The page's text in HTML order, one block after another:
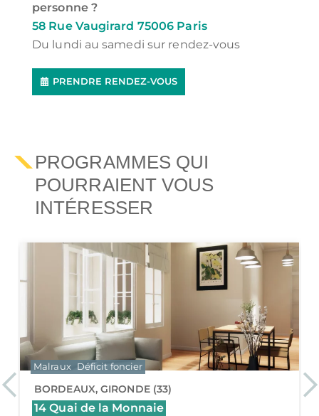
personne ?
58 Rue Vaugirard 75006 Paris
Du lundi au samedi sur rendez-vous
PRENDRE RENDEZ-VOUS
PROGRAMMES QUI
POURRAIENT VOUS
INTÉRESSER
PreviousBORDEAUX, GIRONDE (33)
Arabesque
Malraux